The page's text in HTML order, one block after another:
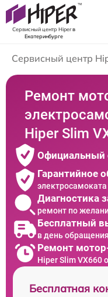
Сервисный центр Hiperв
Екатеринбурге
Сервисный центр
Ремонт
Hiper Slim
Официальный
Гарантийное
Диагностика
ремонт по
Бесплатный
в день обращения
Ремонт
Hiper Slim VX660
Бесплатная